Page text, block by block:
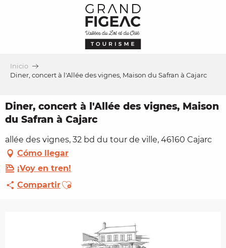
Inicio
Diner, concert à l'Allée des vignes, Maison du Safran à Cajarc
Diner, concert à l'Allée des vignes, Maison
du Safran à Cajarc
allée des vignes, 32 bd du tour de ville, 46160 Cajarc
Cómo llegar
¡Voy en tren!
CompartirAjouter aux favoris